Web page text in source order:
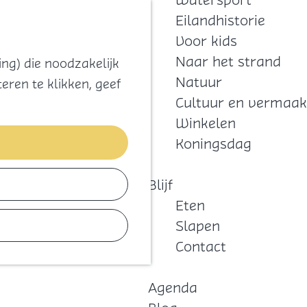
die noodzakelijk
te klikken, geef
Eilandhistorie
Voor kids
Naar het strand
Natuur
Cultuur en vermaak
Winkelen
Koningsdag
Blijf
Eten
Slapen
Contact
Agenda